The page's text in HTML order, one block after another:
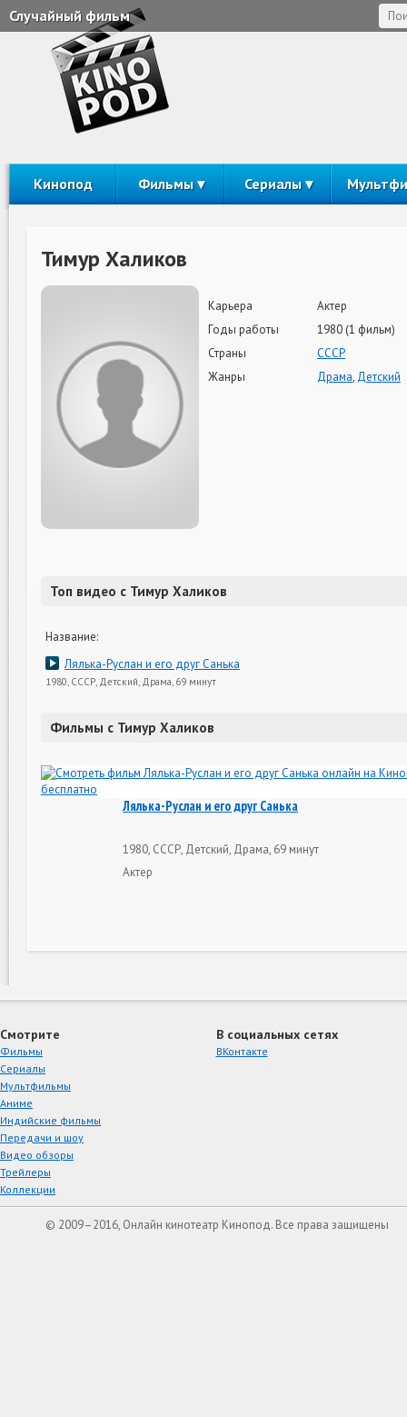
Случайный фильм
Кинопод Фильмы Сериалы
Тимур Халиков
Карьера
Актер
Годы работы
1980 (1 фильм)
Страны
СССР
Жанры
Драма, Детский
Топ видео с Тимур Халиков
Название:
Лялька-Руслан и его друг Санька
1980, СССР, Детский, Драма, 69 минут
Фильмы с Тимур Халиков
Лялька-Руслан и его друг Санька
1980, СССР, Детский, Драма, 69 минут
Актер
Смотрите
Фильмы
Сериалы
Мультфильмы
Аниме
Индийские фильмы
Передачи и шоу
Видео обзоры
Трейлеры
Коллекции
В социальных сетях
ВКонтакте
© 2009–2016, Онлайн кинотеатр Кинопод. Все права защищены